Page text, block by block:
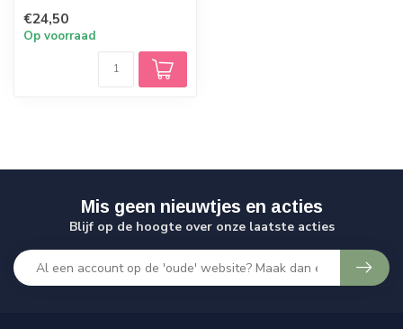
bandjes op...
€24,50
Op voorraad
Mis geen nieuwtjes en acties
Blijf op de hoogte over onze laatste acties